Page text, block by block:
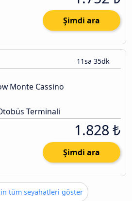
Şimdi ara
11sa 35dk
Monte Cassino
Terminali
1.828 ₺
Şimdi ara
tüm seyahatleri göster